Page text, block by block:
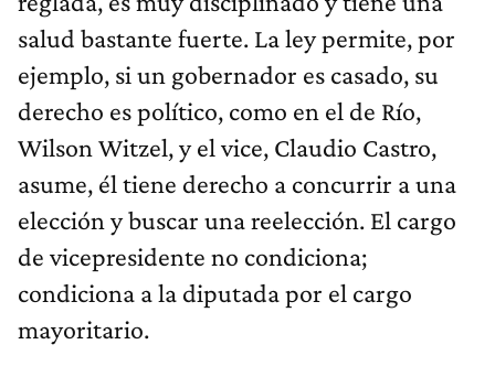
salud bastante fuerte. La ley permite, por
ejemplo, si un gobernador es casado, su
derecho es político, como en el de Río,
Wilson Witzel, y el vice, Claudio Castro,
asume, él tiene derecho a concurrir a una
elección y buscar una reelección. El cargo
de vicepresidente no condiciona;
condiciona a la diputada por el cargo
mayoritario.